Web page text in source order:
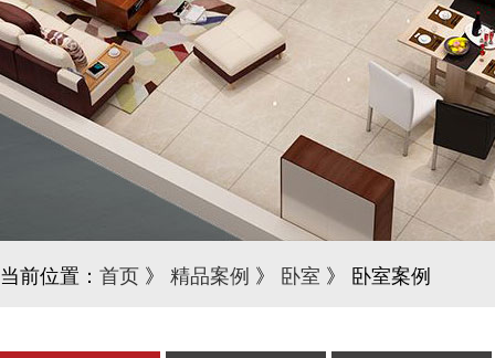
当前位置： 首页 》 精品案例 》 卧室 》 卧室案例